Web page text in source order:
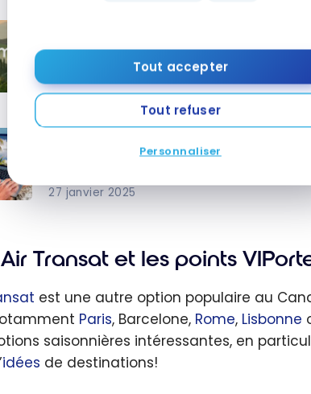
Tout accepter
Tout refuser
Personnaliser
de recherche pour trouver des vols
20 avril 2026
l’achat des billets d’avion avec les
27 janvier 2025
Air Transat et les points
est une autre option populaire au
Paris, Barcelone, Rome, Lisbonne
saisonnières intéressantes, en
idées de destinations!